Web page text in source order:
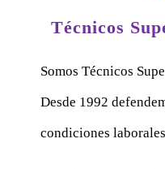
Técnicos
Somos Técnicos
Desde 1992
condiciones